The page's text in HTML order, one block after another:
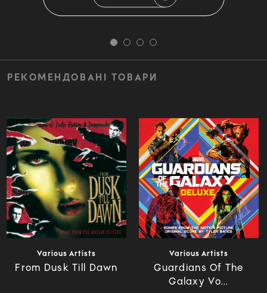
РЕКОМЕНДОВАНІ ТОВАРИ
Various Artists
From Dusk Till Dawn
Various Artists
Guardians Of The
Galaxy Vo...